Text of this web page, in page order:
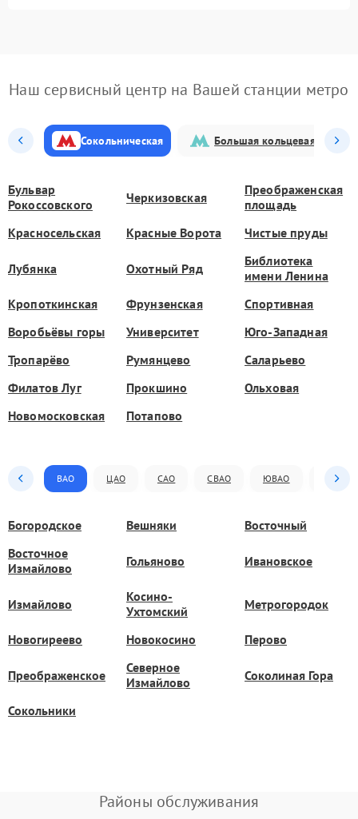
Наш сервисный центр на Вашей станции метро
Сокольническая Большая кольцевая
Бульвар
Рокоссовского
Черкизовская
Преображенская
площадь
Красносельская
Красные Ворота Чистые пруды
Лубянка Охотный Ряд
Библиотека
имени Ленина
Кропоткинская
Фрунзенская
Спортивная
Воробьёвы горы
Университет
Юго-Западная
Тропарёво
Румянцево
Саларьево
Филатов Луг
Прокшино
Ольховая
Новомосковская
Потапово
ВАО ЦАО САО СВАО ЮВАО ЮАО
Богородское Вешняки
Восточный
Восточное
Измайлово
Гольяново Ивановское
Измайлово
Косино-
Ухтомский
Метрогородок
Новогиреево Новокосино Перово
Преображенское
Северное
Измайлово
Соколиная Гора
Сокольники
Районы обслуживания